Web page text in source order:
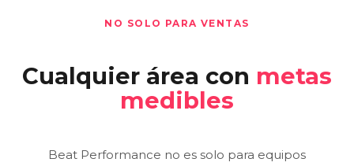
NO SOLO PARA VENTAS
Cualquier área con metas
medibles
Beat Performance no es solo para equipos